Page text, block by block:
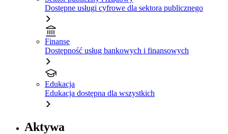
Dostępne usługi cyfrowe dla sektora publicznego
Finanse
Dostępność usług bankowych i finansowych
Edukacja
Edukacja dostępna dla wszystkich
Aktywa